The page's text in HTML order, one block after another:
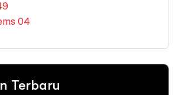
04
Terbaru